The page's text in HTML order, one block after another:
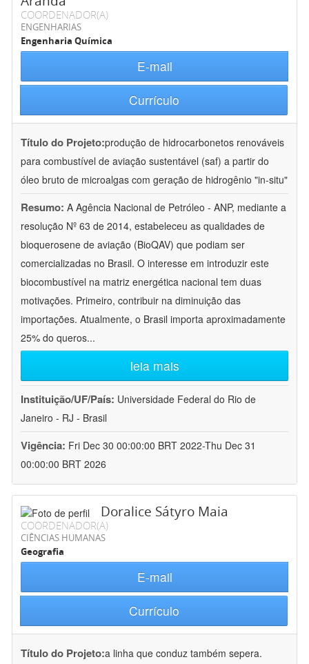
COORDENADOR(A)
ENGENHARIAS
Engenharia Química
E-mail
Currículo
Título do Projeto:produção de hidrocarbonetos renováveis
para combustível de aviação sustentável (saf) a partir do
óleo bruto de microalgas com geração de hidrogênio "in-situ"
Resumo: A Agência Nacional de Petróleo - ANP, mediante a
resolução Nº 63 de 2014, estabeleceu as qualidades de
bioquerosene de aviação (BioQAV) que podiam ser
comercializadas no Brasil. O interesse em introduzir este
biocombustível na matriz energética nacional tem duas
motivações. Primeiro, contribuir na diminuição das
importações. Atualmente, o Brasil importa aproximadamente
25% do queros...
leia mais
Instituição/UF/País: Universidade Federal do Rio de
Janeiro - RJ - Brasil
Vigência: Fri Dec 30 00:00:00 BRT 2022-Thu Dec 31
00:00:00 BRT 2026
Doralice Sátyro Maia
COORDENADOR(A)
CIÊNCIAS HUMANAS
Geografia
E-mail
Currículo
Título do Projeto:a linha que conduz também sepera.